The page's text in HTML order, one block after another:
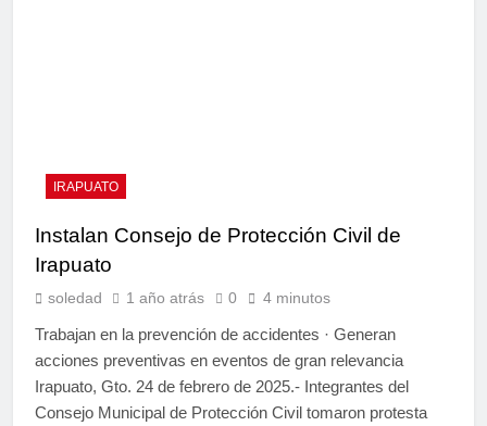
IRAPUATO
Instalan Consejo de Protección Civil de
Irapuato
soledad 1 año atrás 0 4 minutos
Trabajan en la prevención de accidentes · Generan
acciones preventivas en eventos de gran relevancia
Irapuato, Gto. 24 de febrero de 2025.- Integrantes del
Consejo Municipal de Protección Civil tomaron protesta